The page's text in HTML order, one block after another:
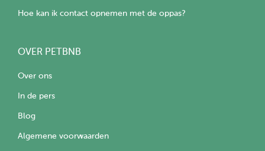
Hoe kan ik contact opnemen met de oppas?
OVER PETBNB
Over ons
In de pers
Blog
Algemene voorwaarden